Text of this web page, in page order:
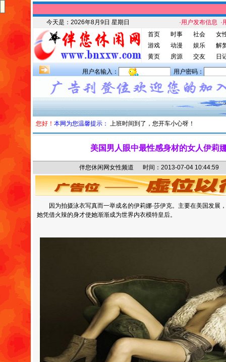
今天是： 2026年8月9日 星期日 ·用户发布信息 ·
首页
时事 社会
女
游戏
动漫 娱乐
解
黄页
房源 交友 日
用户名输入： 用户密码：
您好！ 本网为您温馨提示： 上班时间到了，您开车小心呀！
美国男人眼中最性感身材的女人伊莉
伴您休闲网女性频道 时间：2013-07-04
因为拍摄泳衣写真而一举成名的伊莉娜·莎伊克。主要在美国发展
她凭借火辣的身才使她渐渐成为世界内衣模特皇后。